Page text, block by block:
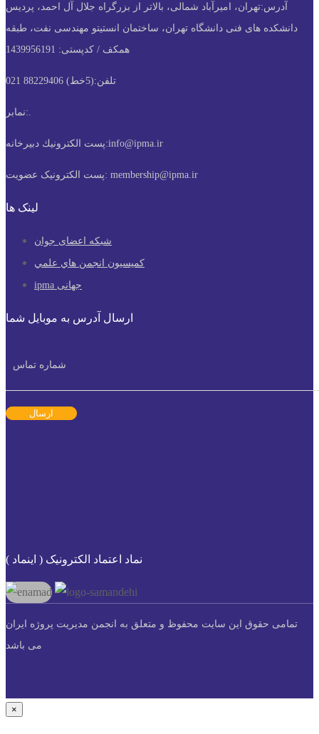
آدرس:تهران، امیرآباد شمالی، بالاتر از بزرگراه جلال آل احمد، پردیس
دانشکده های فنی دانشگاه تهران، ساختمان انستیتو مهندسی نفت، طبقه
همکف / کدپستی: 1439956191
تلفن:(5خط) 88229406 021
نمابر:
پست الكترونيك دبیرخانه:info@ipma.ir
پست الکترونیک عضویت: membership@ipma.ir
لینک ها
شبکه اعضای جوان
كميسيون انجمن هاي علمي
ipma جهانی
ارسال آدرس به موبایل شما
ارسال
نماد اعتماد الکترونیک ( اینماد )
تمامی حقوق این سایت محفوظ و متعلق به انجمن مدیریت پروژه ایران
می باشد
×